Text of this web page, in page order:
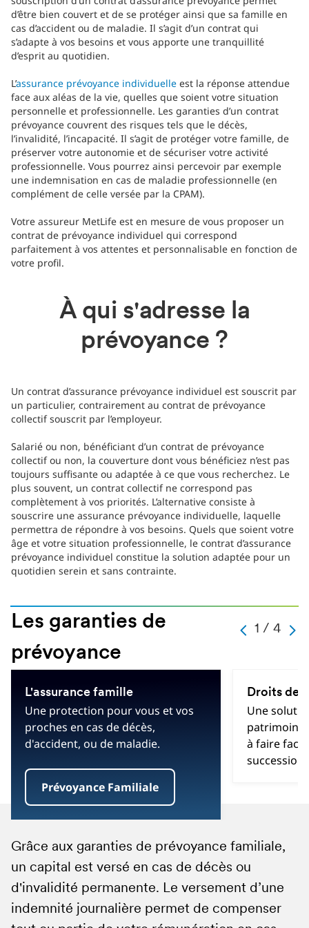
d’être bien couvert et de se protéger ainsi que sa famille en
cas d’accident ou de maladie. Il s’agit d’un contrat qui
s’adapte à vos besoins et vous apporte une tranquillité
d’esprit au quotidien.
L’assurance prévoyance individuelle est la réponse attendue
face aux aléas de la vie, quelles que soient votre situation
personnelle et professionnelle. Les garanties d’un contrat
prévoyance couvrent des risques tels que le décès,
l’invalidité, l’incapacité. Il s’agit de protéger votre famille, de
préserver votre autonomie et de sécuriser votre activité
professionnelle. Vous pourrez ainsi percevoir par exemple
une indemnisation en cas de maladie professionnelle (en
complément de celle versée par la CPAM).
Votre assureur MetLife est en mesure de vous proposer un
contrat de prévoyance individuel qui correspond
parfaitement à vos attentes et personnalisable en fonction de
votre profil.
À qui s'adresse la
prévoyance ?
Un contrat d’assurance prévoyance individuel est souscrit par
un particulier, contrairement au contrat de prévoyance
collectif souscrit par l’employeur.
Salarié ou non, bénéficiant d’un contrat de prévoyance
collectif ou non, la couverture dont vous bénéficiez n’est pas
toujours suffisante ou adaptée à ce que vous recherchez. Le
plus souvent, un contrat collectif ne correspond pas
complètement à vos priorités. L’alternative consiste à
souscrire une assurance prévoyance individuelle, laquelle
permettra de répondre à vos besoins. Quels que soient votre
âge et votre situation professionnelle, le contrat d’assurance
prévoyance individuel constitue la solution adaptée pour un
quotidien serein et sans contrainte.
Les garanties de
prévoyance
Précédent
1 / 4
Changer
1
4
total
des
cartes
L'assurance famille
Une protection pour vous et vos
proches en cas de décès,
d'accident, ou de maladie.
Prévoyance Familiale
Droits de
Une
patrimoine
à faire
succession.
La
sélection
de
cette
carte
affichera
Grâce aux garanties de prévoyance familiale,
un capital est versé en cas de décès ou
d'invalidité permanente. Le versement d’une
indemnité journalière permet de compenser
Avec la solution de prévoyance Droits de
succession MetLife, vous évitez la vente
précipitée de vos biens. Transmettez votre
patrimoine personnel à vos proches lorsqu'il
Préparer ses obsèques à l’avance permet de
soulager vos proches d’une charge financière.
La Garantie Frais d’obsèques MetLife est un
contrat d’assurance prévoyance, sans
Les indépendants (chefs d’entreprise,
professions libérales,avocats, etc.) sont
attentifs à la protection de leur activité mais
bien souvent ne pensent pas à se protéger